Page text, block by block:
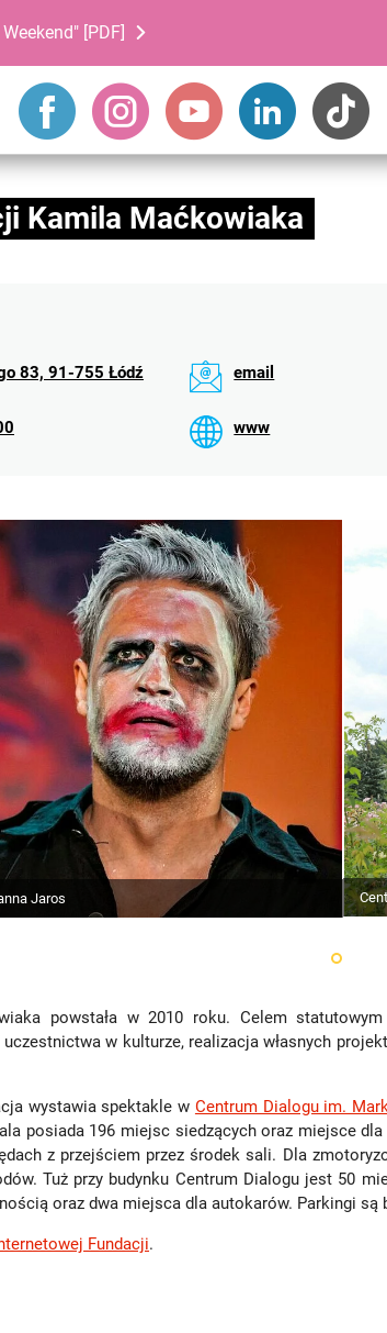
[PDF]
Kamila Maćkowiaka
83, 91-755 Łódź email
www
Jaros
powstała w 2010 roku. Celem
w kulturze, realizacja własnych
wystawia spektakle w Centrum Dialogu im.
posiada 196 miejsc siedzących oraz miejsce
z przejściem przez środek sali. Dla
Tuż przy budynku Centrum Dialogu jest 50
oraz dwa miejsca dla autokarów. Parkingi są
Fundacji.